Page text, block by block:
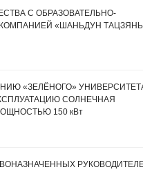
С ОБРАЗОВАТЕЛЬНО-
«ШАНЬДУН
«ЗЕЛЁНОГО»
СОЛНЕЧНАЯ
150 кВт